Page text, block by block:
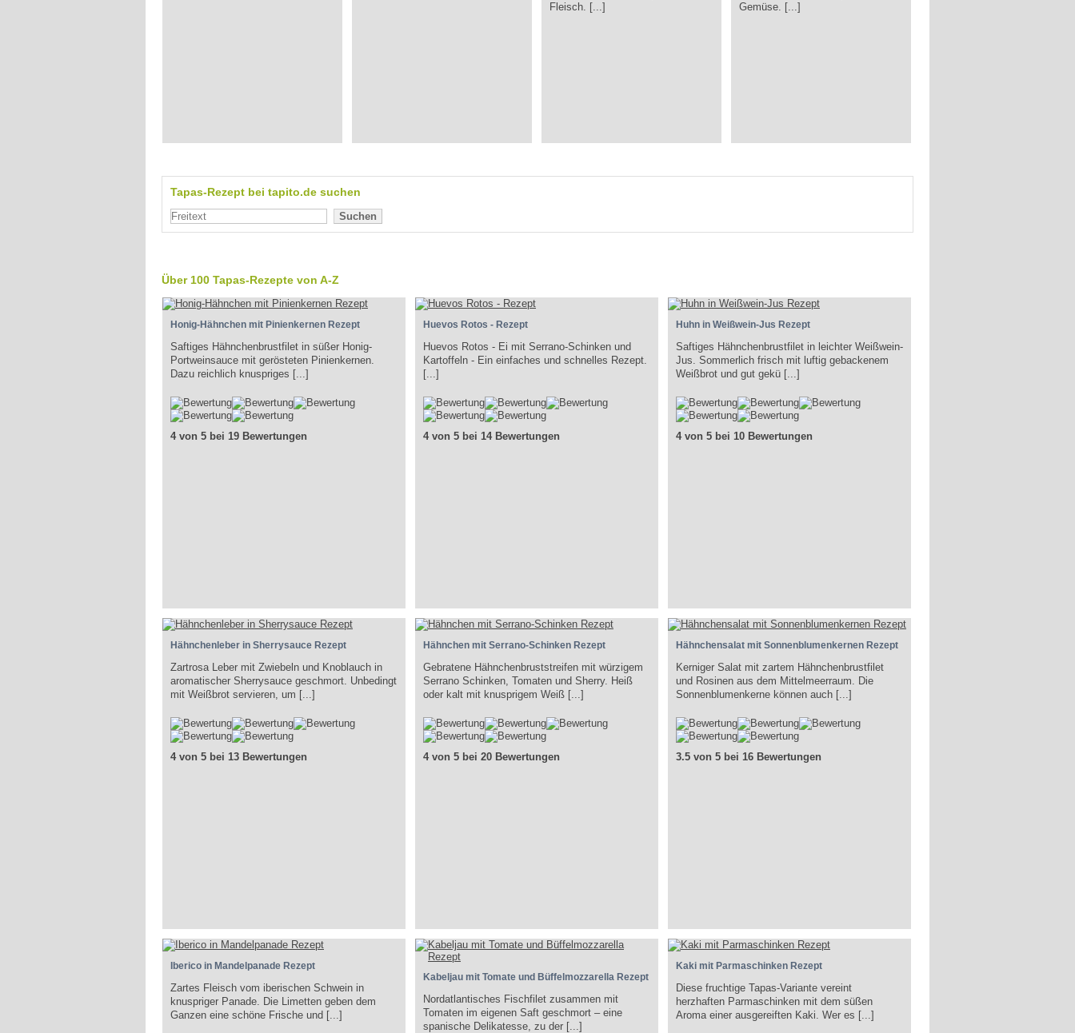
Fleisch. [...]
Gemüse. [...]
Tapas-Rezept bei tapito.de suchen
Suchen
Über 100 Tapas-Rezepte von A-Z
Honig-Hähnchen mit Pinienkernen Rezept
Saftiges Hähnchenbrustfilet in süßer Honig-
Portweinsauce mit gerösteten Pinienkernen.
Dazu reichlich knuspriges [...]
4 von 5 bei 19 Bewertungen
Huevos Rotos - Rezept
Huevos Rotos - Ei mit Serrano-Schinken und
Kartoffeln - Ein einfaches und schnelles Rezept.
[...]
4 von 5 bei 14 Bewertungen
Huhn in Weißwein-Jus Rezept
Saftiges Hähnchenbrustfilet in leichter Weißwein-
Jus. Sommerlich frisch mit luftig gebackenem
Weißbrot und gut gekü [...]
4 von 5 bei 10 Bewertungen
Hähnchenleber in Sherrysauce Rezept
Zartrosa Leber mit Zwiebeln und Knoblauch in
aromatischer Sherrysauce geschmort. Unbedingt
mit Weißbrot servieren, um [...]
4 von 5 bei 13 Bewertungen
Hähnchen mit Serrano-Schinken Rezept
Gebratene Hähnchenbruststreifen mit würzigem
Serrano Schinken, Tomaten und Sherry. Heiß
oder kalt mit knusprigem Weiß [...]
4 von 5 bei 20 Bewertungen
Hähnchensalat mit Sonnenblumenkernen Rezept
Kerniger Salat mit zartem Hähnchenbrustfilet
und Rosinen aus dem Mittelmeerraum. Die
Sonnenblumenkerne können auch [...]
3.5 von 5 bei 16 Bewertungen
Iberico in Mandelpanade Rezept
Zartes Fleisch vom iberischen Schwein in
knuspriger Panade. Die Limetten geben dem
Ganzen eine schöne Frische und [...]
Kabeljau mit Tomate und Büffelmozzarella Rezept
Nordatlantisches Fischfilet zusammen mit
Tomaten im eigenen Saft geschmort – eine
spanische Delikatesse, zu der [...]
Kaki mit Parmaschinken Rezept
Diese fruchtige Tapas-Variante vereint
herzhaften Parmaschinken mit dem süßen
Aroma einer ausgereiften Kaki. Wer es [...]